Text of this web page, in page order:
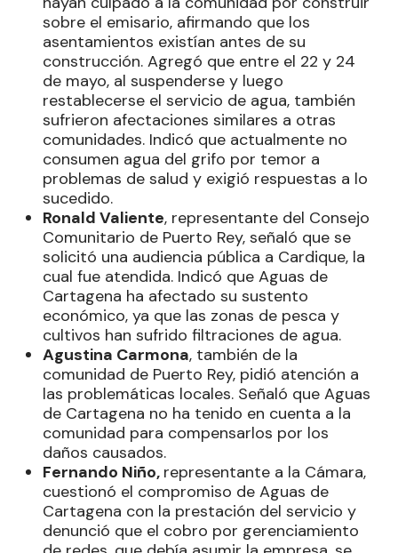
sobre el emisario, afirmando que los
asentamientos existían antes de su
construcción. Agregó que entre el 22 y 24
de mayo, al suspenderse y luego
restablecerse el servicio de agua, también
sufrieron afectaciones similares a otras
comunidades. Indicó que actualmente no
consumen agua del grifo por temor a
problemas de salud y exigió respuestas a lo
sucedido.
Ronald Valiente, representante del Consejo
Comunitario de Puerto Rey, señaló que se
solicitó una audiencia pública a Cardique, la
cual fue atendida. Indicó que Aguas de
Cartagena ha afectado su sustento
económico, ya que las zonas de pesca y
cultivos han sufrido filtraciones de agua.
Agustina Carmona, también de la
comunidad de Puerto Rey, pidió atención a
las problemáticas locales. Señaló que Aguas
de Cartagena no ha tenido en cuenta a la
comunidad para compensarlos por los
daños causados.
Fernando Niño, representante a la Cámara,
cuestionó el compromiso de Aguas de
Cartagena con la prestación del servicio y
denunció que el cobro por gerenciamiento